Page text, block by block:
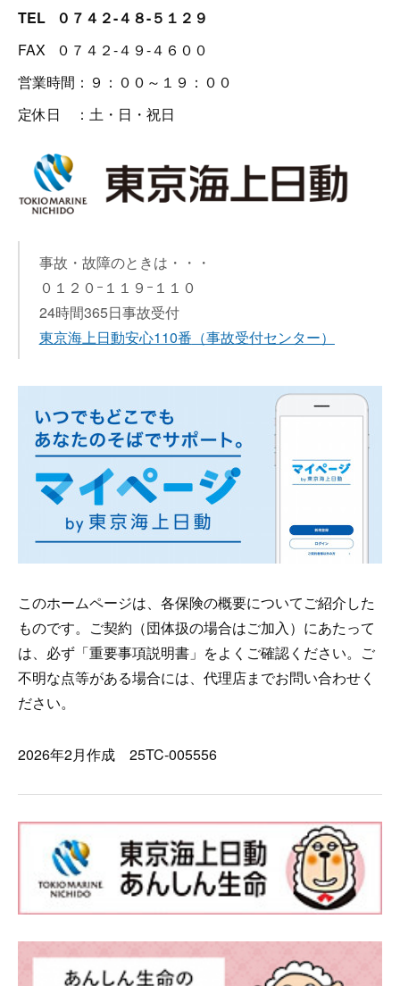
TEL ０７４２-４８-５１２９
FAX ０７４２-４９-４６００
営業時間：９：００～１９：００
定休日 ：土・日・祝日
事故・故障のときは・・・
０１２０ｰ１１９ｰ１１０
24時間365日事故受付
東京海上日動安心110番 （事故受付センター）
このホームページは、各保険の概要についてご紹介した
ものです。ご契約（団体扱の場合はご加入）にあたって
は、必ず「重要事項説明書」をよくご確認ください。ご
不明な点等がある場合には、代理店までお問い合わせく
ださい。
2026年2月作成 25TC-005556